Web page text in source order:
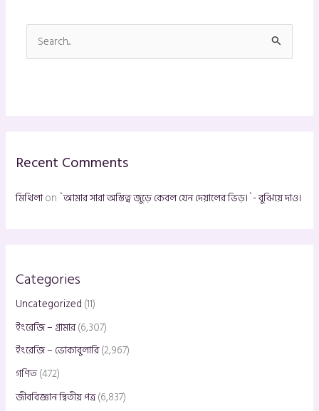
e
f
Recent Comments
মিথিলাon `আমার সারা অস্তিত্ব জুড়ে কেবল যেন দেয়ালের ভিড়।`- বুঝিয়ে দাও।
Categories
Uncategorized (11)
ইংরেজি – গ্রামার(6,307)
ইংরেজি – ভোকাবুলারি(2,967)
গণিত(472)
জীববিজ্ঞান দ্বিতীয় পত্র(6,837)